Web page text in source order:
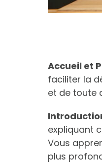
Accueil et
faciliter la
et de toute
expliquant
Vous
plus